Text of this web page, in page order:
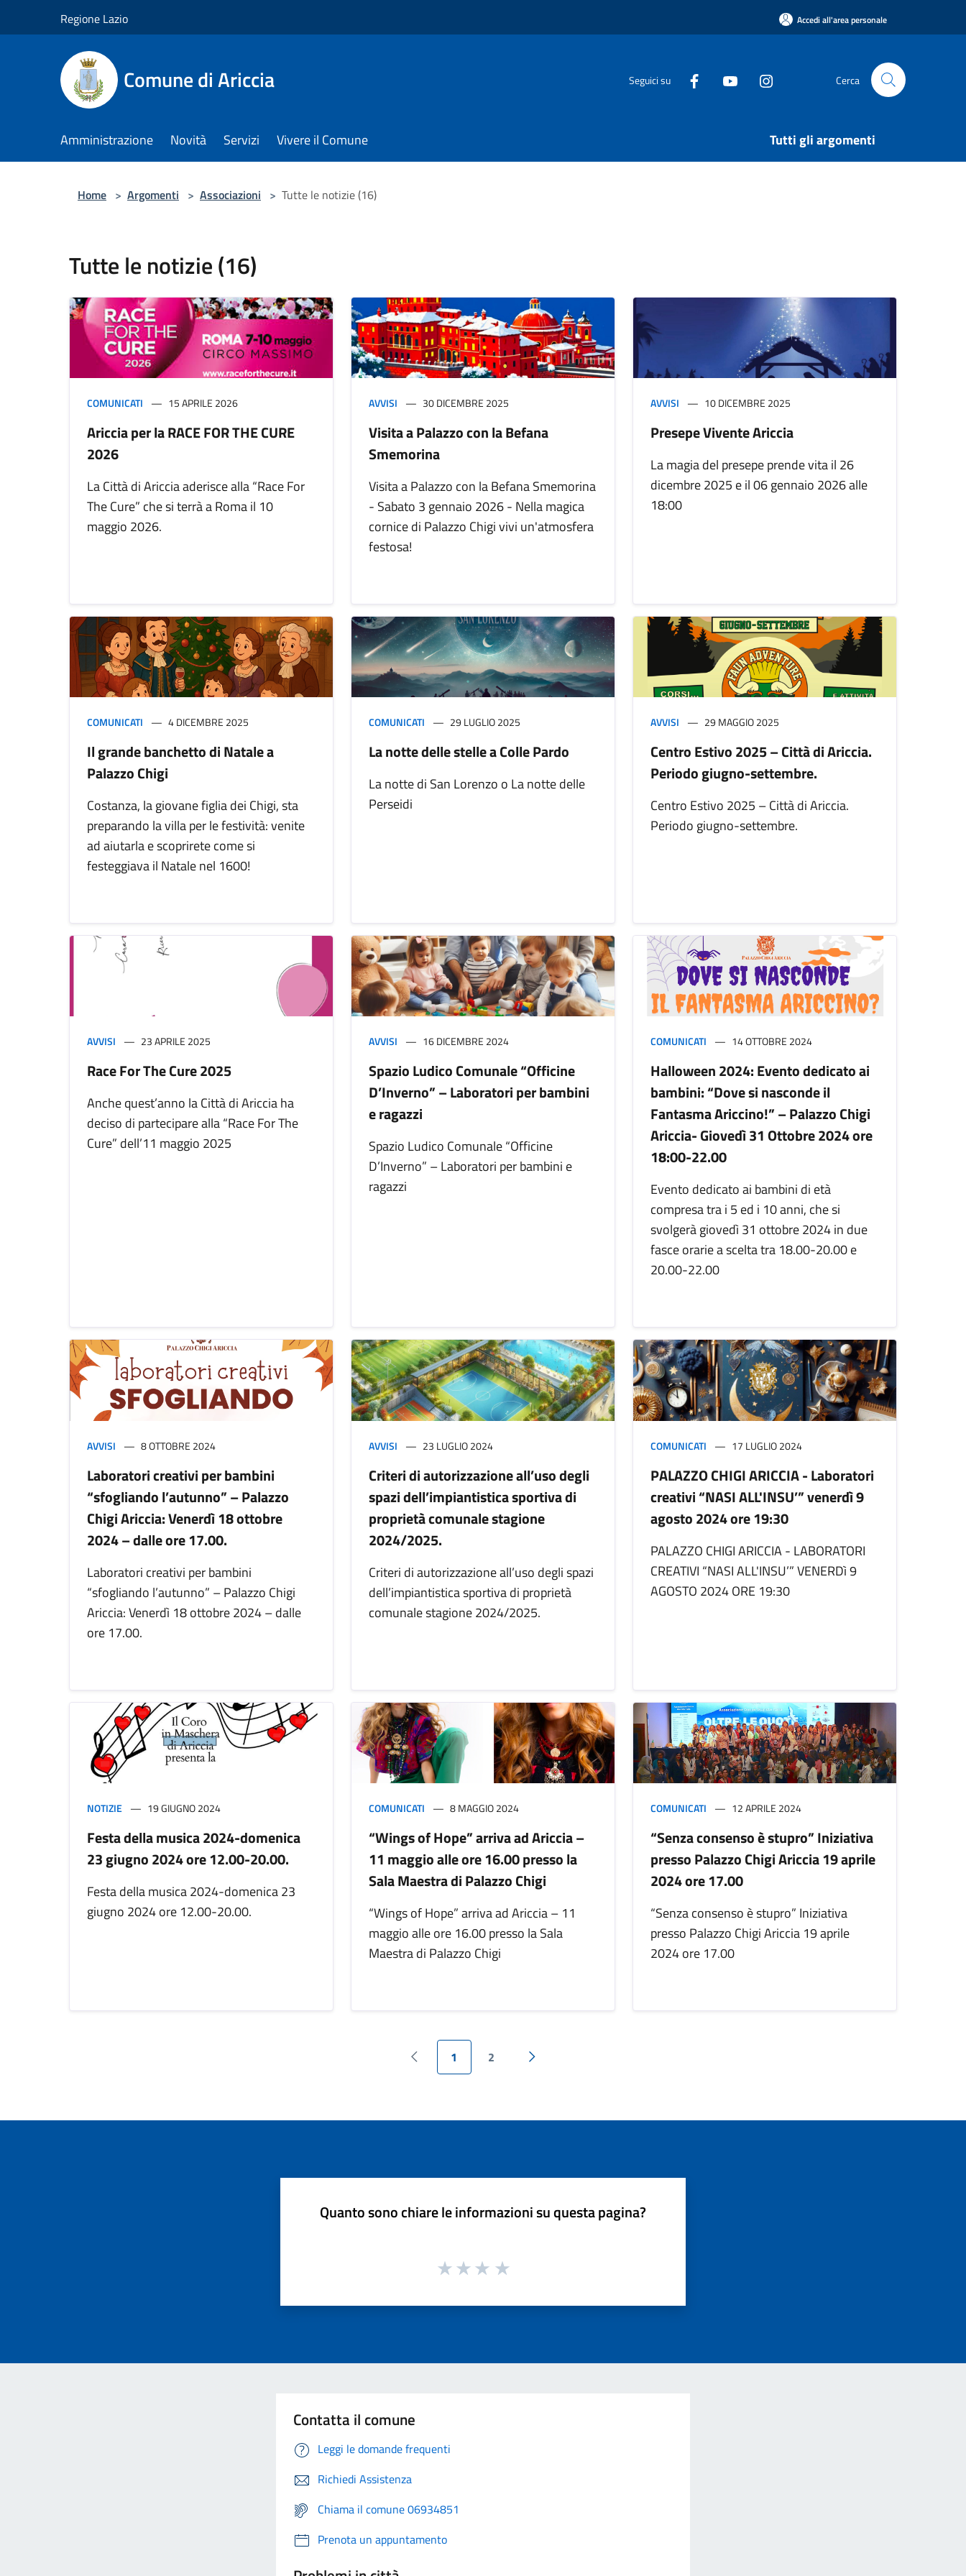
Regione Lazio Accedi all'area personale
Comune di Ariccia Seguici su Cerca
Amministrazione Novità Servizi Vivere il Comune Tutti gli argomenti
Home > Argomenti > Associazioni > Tutte le notizie (16)
Tutte le notizie (16)
COMUNICATI 15 APRILE 2026
Ariccia per la RACE FOR THE CURE
2026
La Città di Ariccia aderisce alla “Race For
The Cure” che si terrà a Roma il 10
maggio 2026.
AVVISI 30 DICEMBRE 2025
Visita a Palazzo con la Befana
Smemorina
Visita a Palazzo con la Befana Smemorina
- Sabato 3 gennaio 2026 - Nella magica
cornice di Palazzo Chigi vivi un'atmosfera
festosa!
AVVISI 10 DICEMBRE 2025
Presepe Vivente Ariccia
La magia del presepe prende vita il 26
dicembre 2025 e il 06 gennaio 2026 alle
18:00
COMUNICATI 4 DICEMBRE 2025
Il grande banchetto di Natale a
Palazzo Chigi
Costanza, la giovane figlia dei Chigi, sta
preparando la villa per le festività: venite
ad aiutarla e scoprirete come si
festeggiava il Natale nel 1600!
COMUNICATI 29 LUGLIO 2025
La notte delle stelle a Colle Pardo
La notte di San Lorenzo o La notte delle
Perseidi
AVVISI 29 MAGGIO 2025
Centro Estivo 2025 – Città di Ariccia.
Periodo giugno-settembre.
Centro Estivo 2025 – Città di Ariccia.
Periodo giugno-settembre.
AVVISI 23 APRILE 2025
Race For The Cure 2025
Anche quest’anno la Città di Ariccia ha
deciso di partecipare alla “Race For The
Cure” dell’11 maggio 2025
AVVISI 16 DICEMBRE 2024
Spazio Ludico Comunale “Officine
D’Inverno” – Laboratori per bambini
e ragazzi
Spazio Ludico Comunale “Officine
D’Inverno” – Laboratori per bambini e
ragazzi
COMUNICATI 14 OTTOBRE 2024
Halloween 2024: Evento dedicato ai
bambini: “Dove si nasconde il
Fantasma Ariccino!” – Palazzo Chigi
Ariccia- Giovedì 31 Ottobre 2024 ore
18:00-22.00
Evento dedicato ai bambini di età
compresa tra i 5 ed i 10 anni, che si
svolgerà giovedì 31 ottobre 2024 in due
fasce orarie a scelta tra 18.00-20.00 e
20.00-22.00
AVVISI 8 OTTOBRE 2024
Laboratori creativi per bambini
“sfogliando l’autunno” – Palazzo
Chigi Ariccia: Venerdì 18 ottobre
2024 – dalle ore 17.00.
Laboratori creativi per bambini
“sfogliando l’autunno” – Palazzo Chigi
Ariccia: Venerdì 18 ottobre 2024 – dalle
ore 17.00.
AVVISI 23 LUGLIO 2024
Criteri di autorizzazione all’uso degli
spazi dell’impiantistica sportiva di
proprietà comunale stagione
2024/2025.
Criteri di autorizzazione all’uso degli spazi
dell’impiantistica sportiva di proprietà
comunale stagione 2024/2025.
COMUNICATI 17 LUGLIO 2024
PALAZZO CHIGI ARICCIA - Laboratori
creativi “NASI ALL'INSU’” venerdì 9
agosto 2024 ore 19:30
PALAZZO CHIGI ARICCIA - LABORATORI
CREATIVI “NASI ALL'INSU’” VENERDì 9
AGOSTO 2024 ORE 19:30
NOTIZIE 19 GIUGNO 2024
Festa della musica 2024-domenica
23 giugno 2024 ore 12.00-20.00.
Festa della musica 2024-domenica 23
giugno 2024 ore 12.00-20.00.
COMUNICATI 8 MAGGIO 2024
“Wings of Hope” arriva ad Ariccia –
11 maggio alle ore 16.00 presso la
Sala Maestra di Palazzo Chigi
“Wings of Hope” arriva ad Ariccia – 11
maggio alle ore 16.00 presso la Sala
Maestra di Palazzo Chigi
COMUNICATI 12 APRILE 2024
“Senza consenso è stupro” Iniziativa
presso Palazzo Chigi Ariccia 19 aprile
2024 ore 17.00
“Senza consenso è stupro” Iniziativa
presso Palazzo Chigi Ariccia 19 aprile
2024 ore 17.00
Pagina precedente
1 2
Pagina successiva
Quanto sono chiare le informazioni su questa pagina?
Contatta il comune
Leggi le domande frequenti
Richiedi Assistenza
Chiama il comune 06934851
Prenota un appuntamento